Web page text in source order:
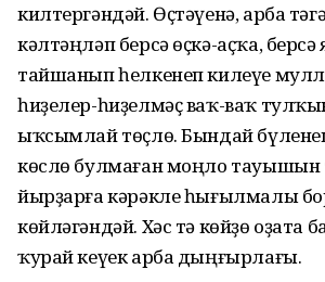
килтергәндәй. Өҫтәүенә, арба
кәлтәңләп берсә өҫкә-аҫҡа,
тайшанып һелкенеп килеүе
һиҙелер-һиҙелмәҫ ваҡ-ваҡ
ыҡсымлай төҫлө. Бындай
көслө булмаған моңло тауышын
йырҙарға кәрәкле һығылмалы
көйләгәндәй. Хәс тә көйҙө оҙата
ҡурай кеүек арба дыңғырлағы.